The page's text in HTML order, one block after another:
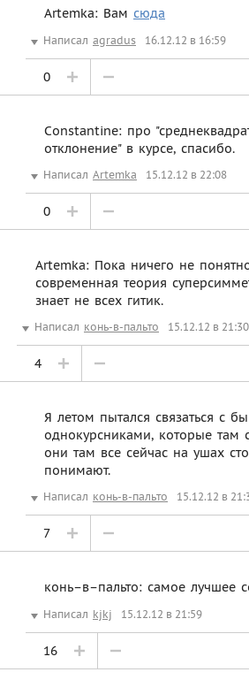
Artemka: Вам сюда
Написал agradus 16.12.12 в 16:59
0
Constantine: про
отклонение" в курсе, спасибо.
Написал Artemka 15.12.12 в 22:08
0
Artemka: Пока ничего не
современная теория
знает не всех гитик.
Написал конь-в-пальто 15.12.12 в 21:30
4
Я летом пытался связаться с
однокурсниками, которые там
они там все сейчас на ушах
понимают.
Написал конь-в-пальто 15.12.12 в
7
конь–в–пальто: самое лучшее
Написал kjkj 15.12.12 в 21:59
16